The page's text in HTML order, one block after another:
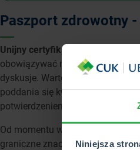
Niniejsza
Paszport zdrowotny
Unijny certyfikat covidowy
obowiązywać na całym
dyskusje. Warto zaznaczyć, że
poddania się kwarantannie albo
potwierdzeniem.
Od momentu wprowadzenia
graniczne znacznie się